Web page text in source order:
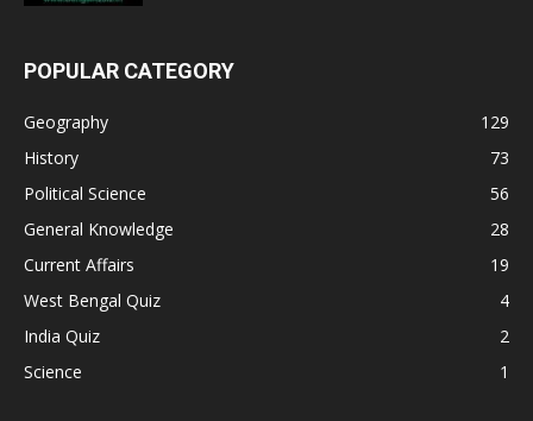
POPULAR CATEGORY
Geography
129
History
73
Political Science
56
General Knowledge
28
Current Affairs
19
West Bengal Quiz
4
India Quiz
2
Science
1